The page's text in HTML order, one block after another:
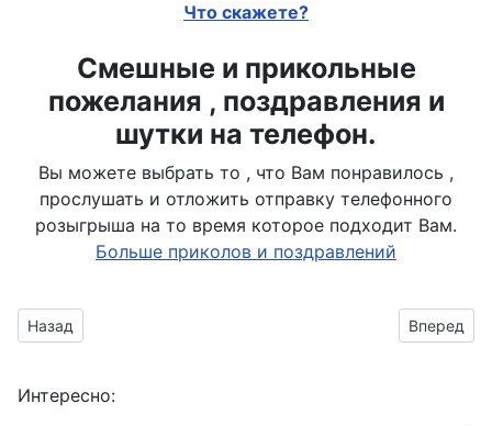
Что скажете?
Смешные и прикольные
пожелания , поздравления и
шутки на телефон.
Вы можете выбрать то , что Вам понравилось ,
прослушать и отложить отправку телефонного
розыгрыша на то время которое подходит Вам.
Больше приколов и поздравлений
Предыдущий материал: уненлагия внешне похож на птицу
Назад Вперед
Интересно: